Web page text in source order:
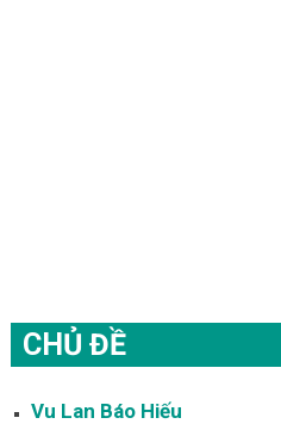
CHỦ ĐỀ
Vu Lan Báo Hiếu